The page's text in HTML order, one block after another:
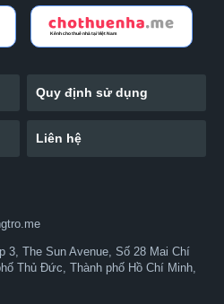
Quy định sử dụng
Liên hệ
3, The Sun Avenue, Số 28 Mai Chí
Thủ Đức, Thành phố Hồ Chí Minh,